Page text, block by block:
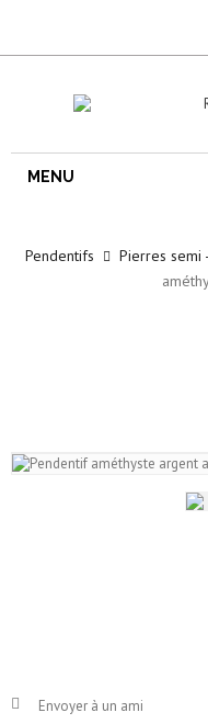
MENU
Pendentifs Pierres semi
Envoyer à un ami